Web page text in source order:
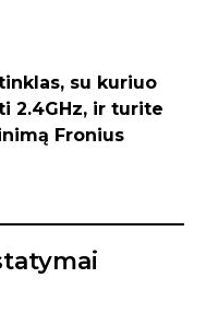
su kuriuo
2.4GHz, ir turite
Fronius